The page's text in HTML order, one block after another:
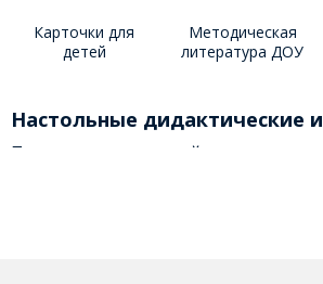
Карточки для
детей
Методическая
литература ДОУ
Настольные дидактические
Подготовка малышей к получению
образования включает работу с